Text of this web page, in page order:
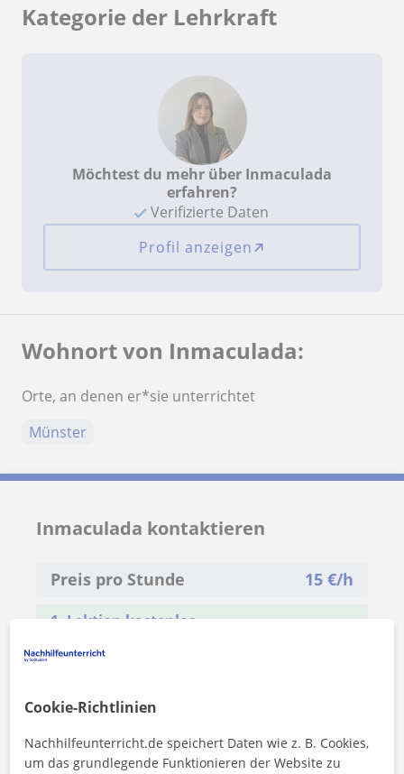
Kategorie der Lehrkraft
Möchtest du mehr über Inmaculada
erfahren?
Verifizierte Daten
Profil anzeigen
Wohnort von Inmaculada:
Orte, an denen er*sie unterrichtet
Münster
Inmaculada kontaktieren
Preis pro Stunde 15€/h
1. Lektion kostenlos
Cookie-Richtlinien
Nachhilfeunterricht.de speichert Daten wie z. B. Cookies,
um das grundlegende Funktionieren der Website zu